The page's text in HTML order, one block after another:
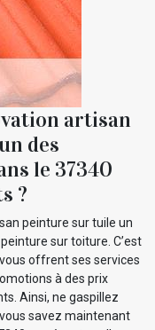
artisan
des
le 37340
?
peinture sur tuile un
sur toiture. C’est
offrent ses services
à des prix
Ainsi, ne gaspillez
savez maintenant